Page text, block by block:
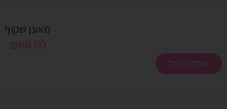
מאונן שקוף
₪ 69.00
הוספה לסל